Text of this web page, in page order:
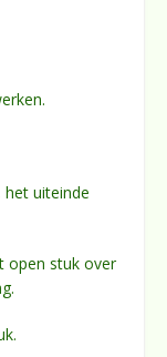
uiteinde
open stuk over